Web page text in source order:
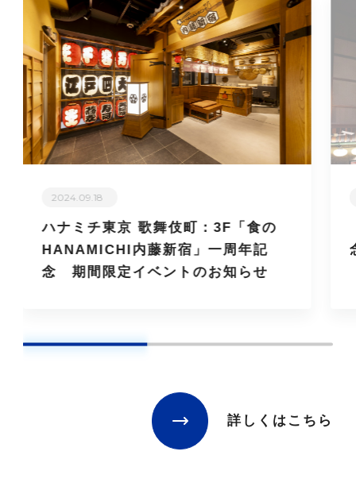
2024.09.18
ハナミチ東京 歌舞伎町：3F「食の
HANAMICHI内藤新宿」一周年記
念 期間限定イベントのお知らせ
詳しくはこちら